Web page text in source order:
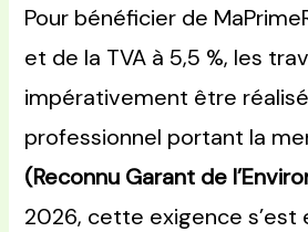
Pour bénéficier de
et de la TVA à 5,5 %, les
impérativement être
professionnel portant la
(Reconnu Garant de
2026, cette exigence s’est